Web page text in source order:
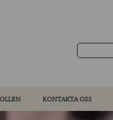
KONTAKTA OSS